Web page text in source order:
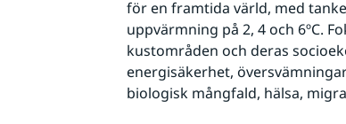
för en framtida värld, med
uppvärmning på 2, 4 och 6ºC.
kustområden och deras
energisäkerhet,
biologisk mångfald, hälsa,